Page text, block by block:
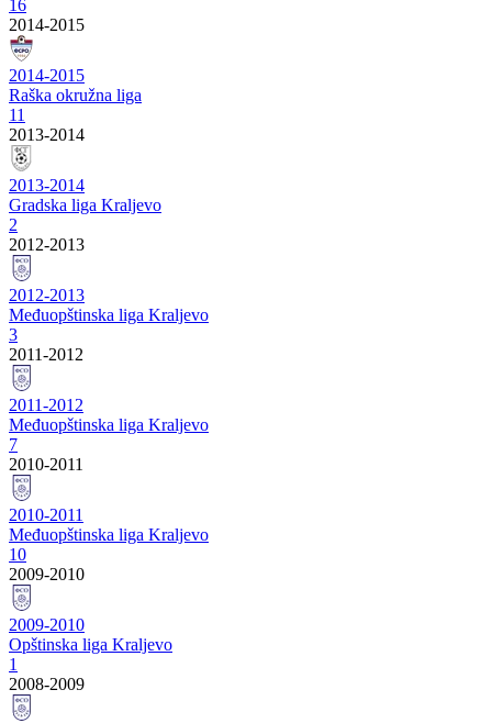
16
2014-2015
2014-2015
Raška okružna liga
11
2013-2014
2013-2014
Gradska liga Kraljevo
2
2012-2013
2012-2013
Međuopštinska liga Kraljevo
3
2011-2012
2011-2012
Međuopštinska liga Kraljevo
7
2010-2011
2010-2011
Međuopštinska liga Kraljevo
10
2009-2010
2009-2010
Opštinska liga Kraljevo
1
2008-2009